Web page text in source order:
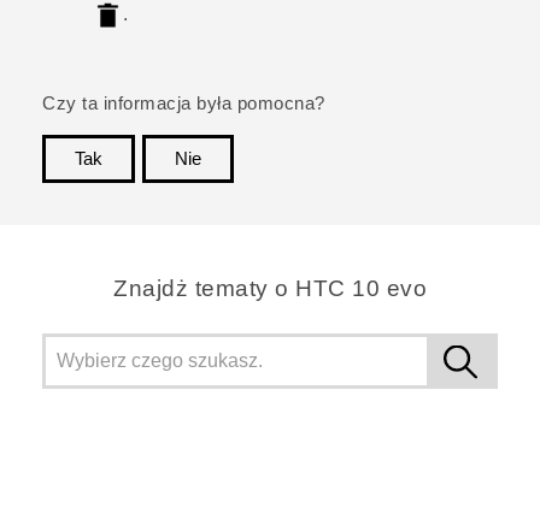
.
Czy ta informacja była pomocna?
Tak
Nie
Znajdż tematy o HTC 10 evo